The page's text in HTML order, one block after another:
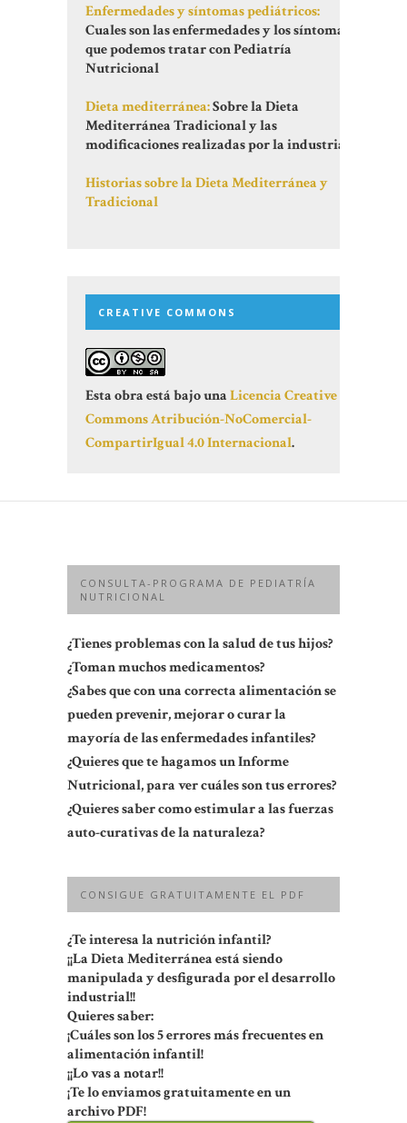
Enfermedades y síntomas pediátricos:
Cuales son las enfermedades y los síntomas
que podemos tratar con Pediatría
Nutricional
Dieta mediterránea:Sobre la Dieta
Mediterránea Tradicional y las
modificaciones realizadas por la industria
Historias sobre la Dieta Mediterránea y
Tradicional
CREATIVE COMMONS
Esta obra está bajo unaLicencia Creative
Commons Atribución-NoComercial-
CompartirIgual 4.0 Internacional.
CONSULTA-PROGRAMA DE PEDIATRÍA
NUTRICIONAL
¿Tienes problemas con la salud de tus hijos?
¿Toman muchos medicamentos?
¿Sabes que con una correcta alimentación se
pueden prevenir, mejorar o curar la
mayoría de las enfermedades infantiles?
¿Quieres que te hagamos un Informe
Nutricional, para ver cuáles son tus errores?
¿Quieres saber como estimular a las fuerzas
auto-curativas de la naturaleza?
CONSIGUE GRATUITAMENTE EL PDF
¿Te interesa la nutrición infantil?
¡¡La Dieta Mediterránea está siendo
manipulada y desfigurada por el desarrollo
industrial!!
Quieres saber:
¡Cuáles son los 5 errores más frecuentes en
alimentación infantil!
¡¡Lo vas a notar!!
¡Te lo enviamos gratuitamente en un
archivo PDF!